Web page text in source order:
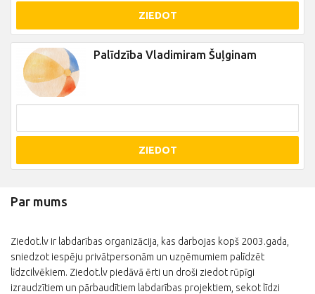
ZIEDOT
Palīdzība Vladimiram Šuļginam
ZIEDOT
Par mums
Ziedot.lv ir labdarības organizācija, kas darbojas kopš 2003.gada,
sniedzot iespēju privātpersonām un uzņēmumiem palīdzēt
līdzcilvēkiem. Ziedot.lv piedāvā ērti un droši ziedot rūpīgi
izraudzītiem un pārbaudītiem labdarības projektiem, sekot līdzi